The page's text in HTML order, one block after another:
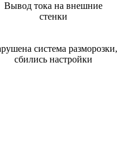
Вывод тока на внешние
стенки
система разморозки,
сбились настройки